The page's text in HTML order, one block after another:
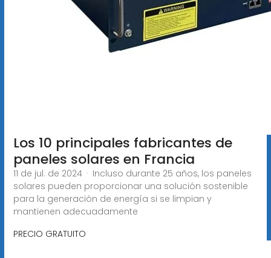
Los 10 principales fabricantes de
paneles solares en Francia
11 de jul. de 2024 · Incluso durante 25 años, los paneles
solares pueden proporcionar una solución sostenible
para la generación de energía si se limpian y
mantienen adecuadamente
PRECIO GRATUITO